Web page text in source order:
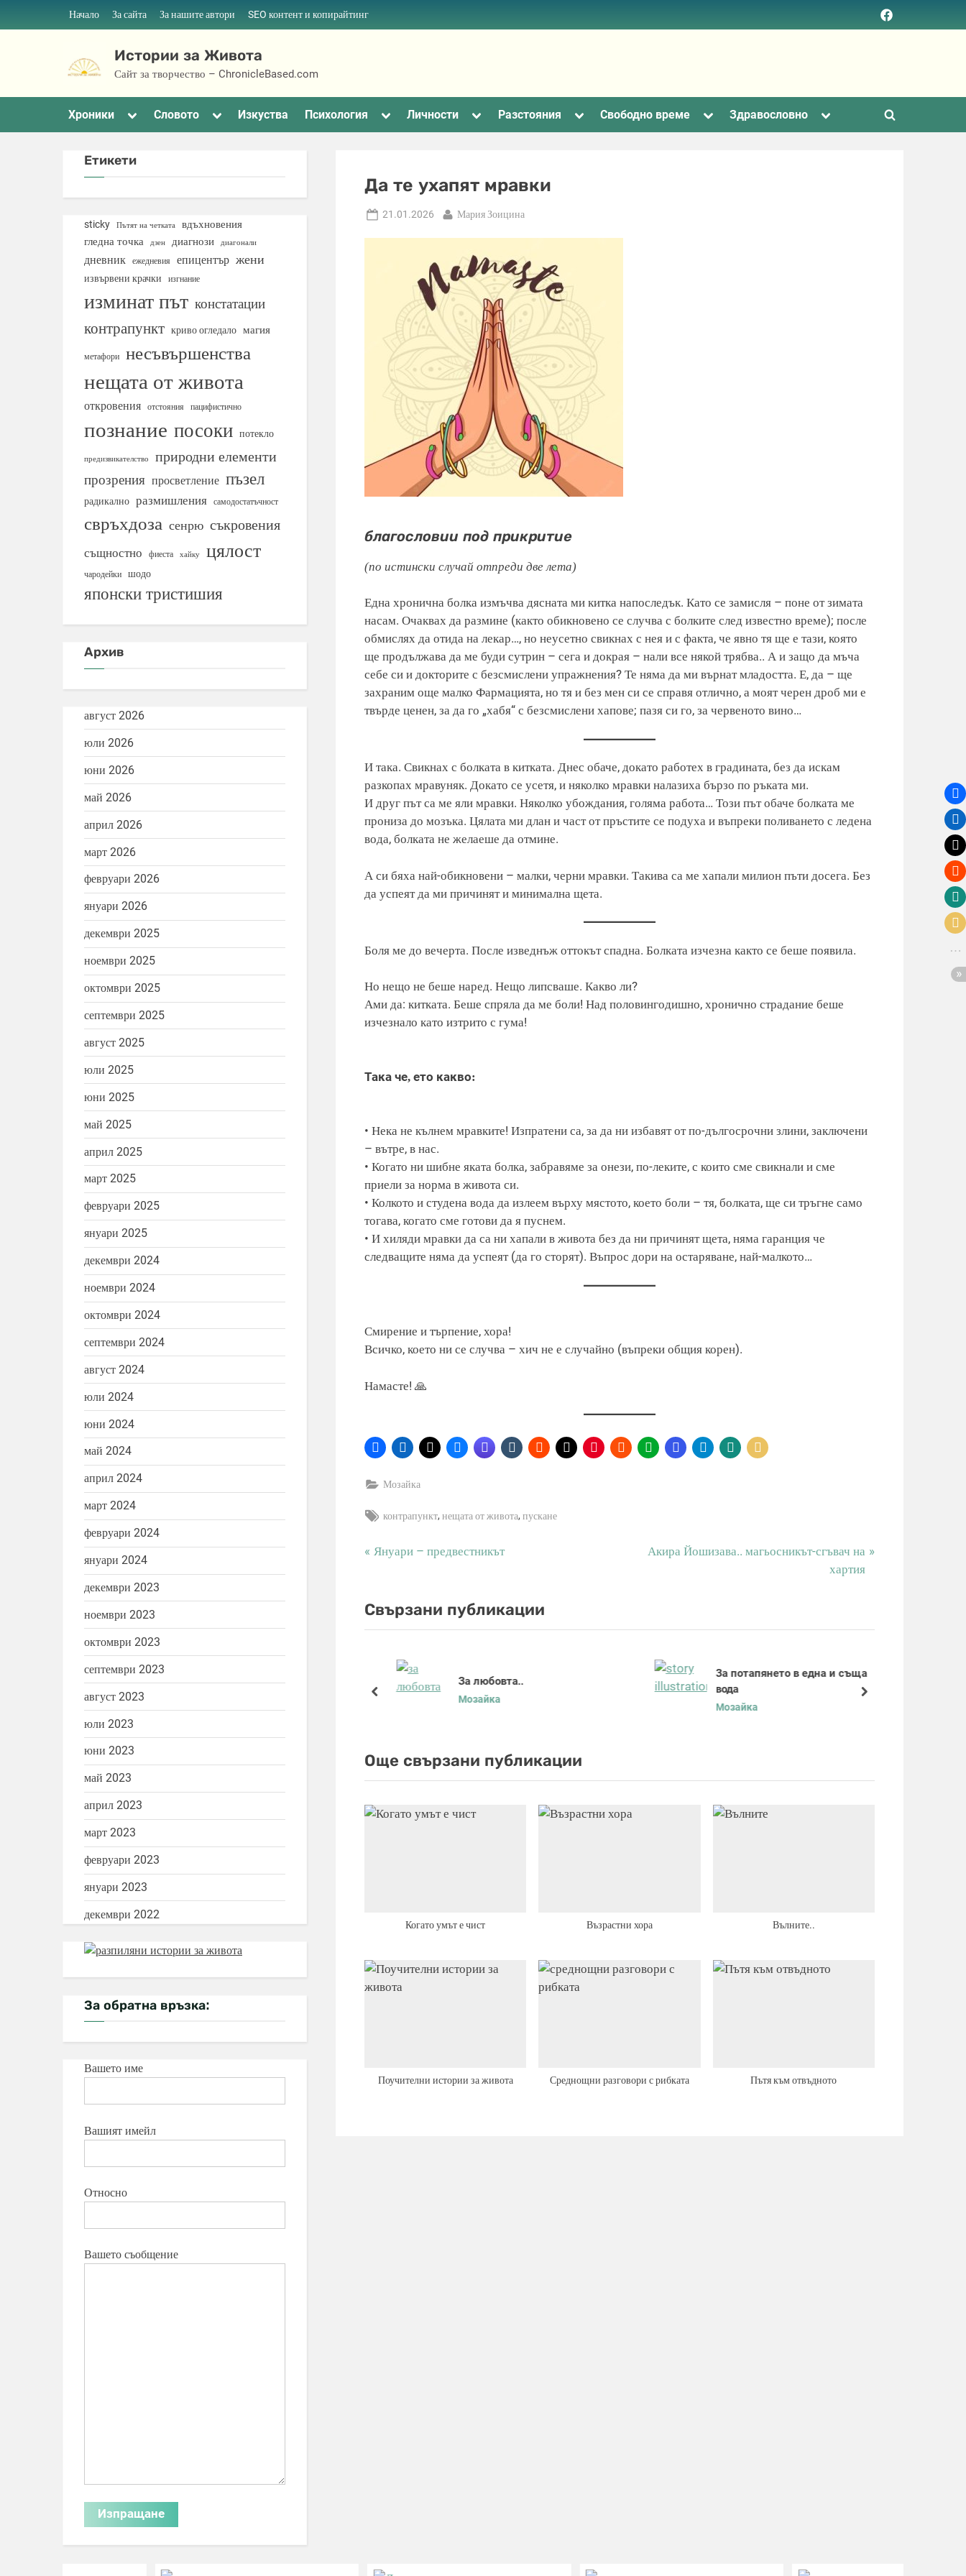
to
Начало За сайта За нашите автори SEO контент и копирайтинг
Facebook
page
Истории за Живота
Сайт за творчество – ChronicleBased.com
Хроники
ToggleСловото
ToggleИзкуства Психология
ToggleЛичности
ToggleРазстояния
ToggleСвободно време
ToggleЗдравословно
Toggle
Toggle
Да те ухапят мравки
Posted
21.01.2026 By
Мария Зоицина
благословии под прикритие
(по истински случай отпреди две лета)
Една хронична болка измъчва дясната ми китка напоследък. Като се замисля – поне от зимата
насам. Очаквах да размине (както обикновено се случва с болките след известно време); после
обмислях да отида на лекар…, но неусетно свикнах с нея и с факта, че явно тя ще е тази, която
ще продължава да ме буди сутрин – сега и докрая – нали все някой трябва.. А и защо да мъча
себе си и докторите с безсмислени упражнения? Те няма да ми върнат младостта. Е, да – ще
захраним още малко Фармацията, но тя и без мен си се справя отлично, а моят черен дроб ми е
твърде ценен, за да го „хабя“ с безсмислени хапове; пазя си го, за червеното вино…
И така. Свикнах с болката в китката. Днес обаче, докато работех в градината, без да искам
разкопах мравуняк. Докато се усетя, и няколко мравки налазиха бързо по ръката ми.
И друг път са ме яли мравки. Няколко убождания, голяма работа… Този път обаче болката ме
прониза до мозъка. Цялата ми длан и част от пръстите се подуха и въпреки поливането с ледена
вода, болката не желаеше да отмине.
А си бяха най-обикновени – малки, черни мравки. Такива са ме хапали милион пъти досега. Без
да успеят да ми причинят и минимална щета.
Боля ме до вечерта. После изведнъж оттокът спадна. Болката изчезна както се беше появила.
Но нещо не беше наред. Нещо липсваше. Какво ли?
Ами да: китката. Беше спряла да ме боли! Над половингодишно, хронично страдание беше
изчезнало като изтрито с гума!
Така че, ето какво:
• Нека не кълнем мравките! Изпратени са, за да ни избавят от по-дългосрочни злини, заключени
– вътре, в нас.
• Когато ни шибне яката болка, забравяме за онези, по-леките, с които сме свикнали и сме
приели за норма в живота си.
• Колкото и студена вода да излеем върху мястото, което боли – тя, болката, ще си тръгне само
тогава, когато сме готови да я пуснем.
• И хиляди мравки да са ни хапали в живота без да ни причинят щета, няма гаранция че
следващите няма да успеят (да го сторят). Въпрос дори на остаряване, най-малкото…
Смирение и търпение, хора!
Всичко, което ни се случва – хич не е случайно (въпреки общия корен).
Намасте! 🙏
Мозайка
Tags:
контрапункт, нещата от живота, пускане
Навигация
P
v
P
:
Януари – предвестникът
N
Акира Йошизава.. магьосникът-сгъвач на
хартия
Свързани публикации
За любовта..
Мозайка
За потапянето в една и съща
вода
Мозайка
prev next
Още свързани публикации
Когато умът е чист Възрастни хора Вълните..
Поучителни истории за живота Среднощни разговори с рибката Пътя към отвъдното
Етикети
sticky Пътят на четката
вдъхновения
гледна точка
дзен диагнози диагонали
дневник ежедневия епицентър жени
извървени крачки изгнание
изминат път констатации
контрапункт криво огледало магия
метафори несъвършенства
нещата от живота
откровения отстояния пацифистично
познание посоки потекло
предизвикателство природни елементи
прозрения просветление пъзел
радикално размишления самодостатъчност
свръхдоза сенрю съкровения
същностно фиеста хайку цялост
чародейки шодо
японски тристишия
Архив
август 2026
юли 2026
юни 2026
май 2026
април 2026
март 2026
февруари 2026
януари 2026
декември 2025
ноември 2025
октомври 2025
септември 2025
август 2025
юли 2025
юни 2025
май 2025
април 2025
март 2025
февруари 2025
януари 2025
декември 2024
ноември 2024
октомври 2024
септември 2024
август 2024
юли 2024
юни 2024
май 2024
април 2024
март 2024
февруари 2024
януари 2024
декември 2023
ноември 2023
октомври 2023
септември 2023
август 2023
юли 2023
юни 2023
май 2023
април 2023
март 2023
февруари 2023
януари 2023
декември 2022
За обратна връзка:
Вашето име
Вашият имейл
Относно
Вашето съобщение